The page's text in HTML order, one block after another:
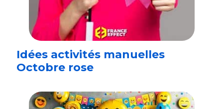
Idées activités manuelles
Octobre rose